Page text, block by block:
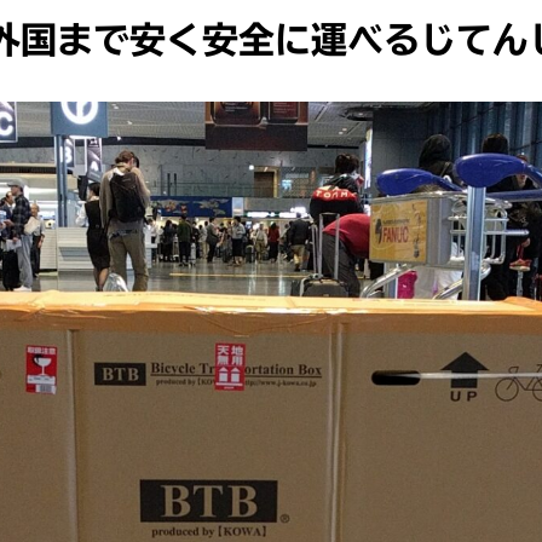
国まで安く安全に運べるじてん